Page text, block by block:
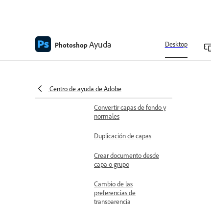
PhotoshopAyuda Desktop
Centro de ayuda de Adobe
grupos de capas
Trabajo con el panel Capas
las capas de vídeo
Convertir capas de fondo y
normales
Duplicación de capas
Crear documento desde
capa o grupo
Cambio de las
preferencias de
transparencia